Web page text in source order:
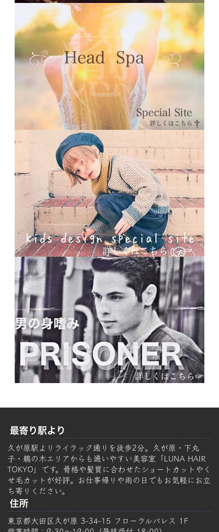
最寄り駅より
久が原駅よりライラック通りを徒歩2分。久が原・下丸
子・鵜の木エリアからも通いやすい美容室「LUNA HAIR
TOKYO」です。骨格や髪質に合わせたショートカットやく
せ毛カットが好評。お仕事帰りや雨の日でもお気軽にお立
ち寄りください。
住所
東京都大田区久が原 3-34-15 フローラルパレス 1F